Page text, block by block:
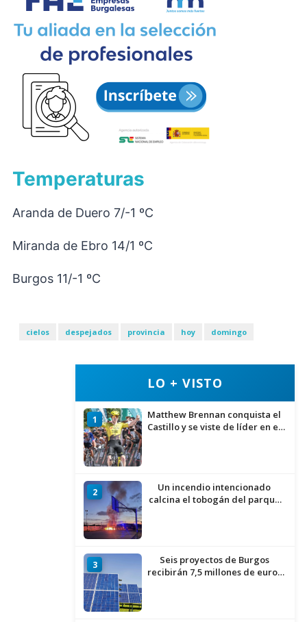
Temperaturas
Aranda de Duero 7/-1 ºC
Miranda de Ebro 14/1 ºC
Burgos 11/-1 ºC
cielos despejados provincia hoy domingo
LO + VISTO
1
Matthew Brennan conquista el
Castillo y se viste de líder en el
2
Un incendio intencionado
calcina el tobogán del parque
3
Seis proyectos de Burgos
recibirán 7,5 millones de euros